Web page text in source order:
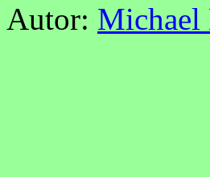
Autor: Michael